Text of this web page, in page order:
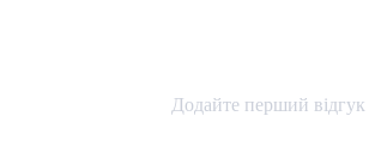
Додайте перший відгук